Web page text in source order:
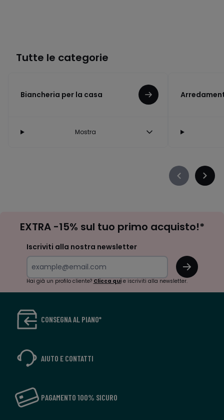
Tutte le categorie
Biancheria per la casa
Mostra
Précédent
newsletter
EXTRA -15% sul tuo primo acquisto!*
Iscriviti alla nostra newsletter
OK
Hai già un profilo cliente? Clicca quie iscriviti alla newsletter.
CONSEGNA AL PIANO*
AIUTO E CONTATTI
PAGAMENTO 100% SICURO